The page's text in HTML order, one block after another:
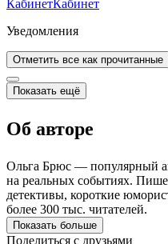
КабинетКабинет
Уведомления
Отметить все как прочитанные
Показать ещё
Об авторе
Ольга Брюс — популярный
на реальных событиях.
детективы, короткие
более 300 тыс. читателей.
Показать больше
Поделиться с друзьями